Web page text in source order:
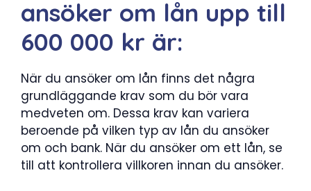
ansöker om lån upp till
600 000 kr är:
När du ansöker om lån finns det några
grundläggande krav som du bör vara
medveten om. Dessa krav kan variera
beroende på vilken typ av lån du ansöker
om och bank. När du ansöker om ett lån, se
till att kontrollera villkoren innan du ansöker.